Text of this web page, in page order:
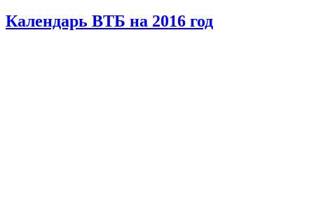
Календарь ВТБ на 2016 год